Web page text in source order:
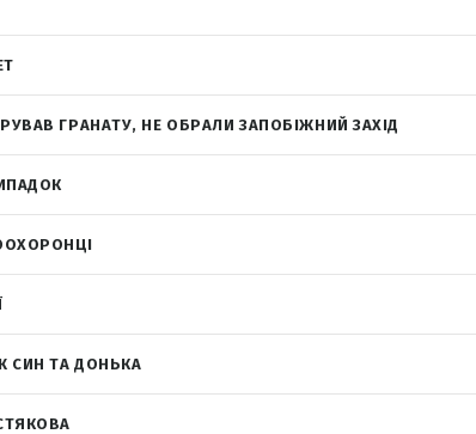
ГРАНАТУ, НЕ ОБРАЛИ ЗАПОБІЖНИЙ ЗАХІД
СИН ТА ДОНЬКА